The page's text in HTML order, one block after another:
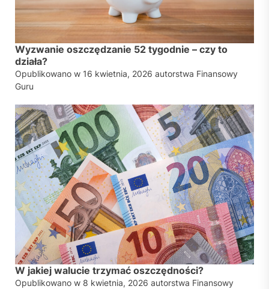
Wyzwanie oszczędzanie 52 tygodnie – czy to
działa?
Opublikowano w 16 kwietnia, 2026 autorstwa Finansowy
Guru
W jakiej walucie trzymać oszczędności?
Opublikowano w 8 kwietnia, 2026 autorstwa Finansowy